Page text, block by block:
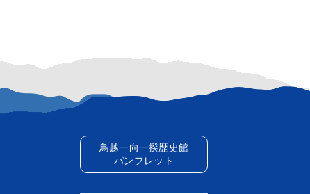
鳥越一向一揆歴史館
パンフレット